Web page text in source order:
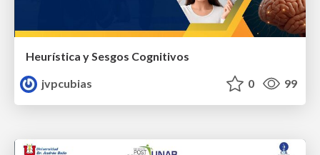
Heurística y Sesgos Cognitivos
jvpcubias
0 99